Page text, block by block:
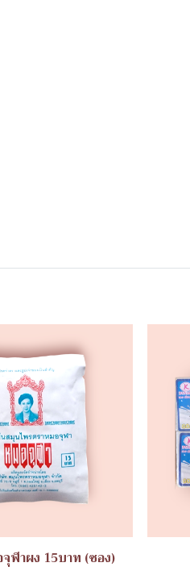
ฬาผง 15บาท (ซอง)